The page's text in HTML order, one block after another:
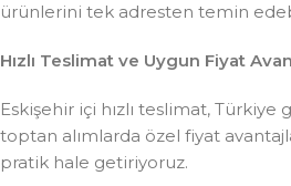
ürünlerini tek adresten temin
Hızlı Teslimat ve Uygun Fiyat
Eskişehir içi hızlı teslimat,
toptan alımlarda özel fiyat
pratik hale getiriyoruz.